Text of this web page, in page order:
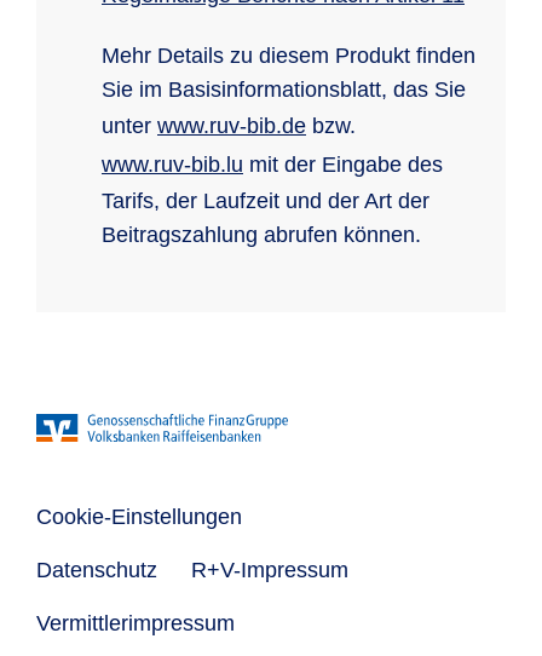
Mehr Details zu diesem Produkt finden
Sie im Basisinformationsblatt, das Sie
unter www.ruv-bib.de bzw.
www.ruv-bib.lu mit der Eingabe des
Tarifs, der Laufzeit und der Art der
Beitragszahlung abrufen können.
Cookie-Einstellungen
Datenschutz R+V-Impressum
Vermittlerimpressum